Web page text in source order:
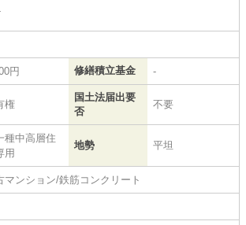
円 修繕積立基金 -
権
国土法届出要
否
不要
種中高層住
用
地勢 平坦
マンション/鉄筋コンクリート